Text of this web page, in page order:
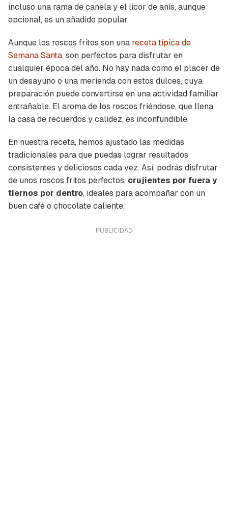
incluso una rama de canela y el licor de anís, aunque
opcional, es un añadido popular.
Aunque los roscos fritos son una receta típica de
Semana Santa, son perfectos para disfrutar en
cualquier época del año. No hay nada como el placer de
un desayuno o una merienda con estos dulces, cuya
preparación puede convertirse en una actividad familiar
entrañable. El aroma de los roscos friéndose, que llena
la casa de recuerdos y calidez, es inconfundible.
En nuestra receta, hemos ajustado las medidas
tradicionales para que puedas lograr resultados
consistentes y deliciosos cada vez. Así, podrás disfrutar
de unos roscos fritos perfectos, crujientes por fuera y
tiernos por dentro, ideales para acompañar con un
buen café o chocolate caliente.